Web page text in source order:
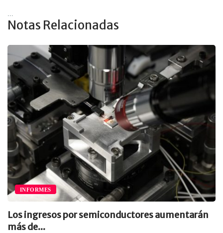
Notas Relacionadas
INFORMES
Los ingresos por semiconductores aumentarán
más de...